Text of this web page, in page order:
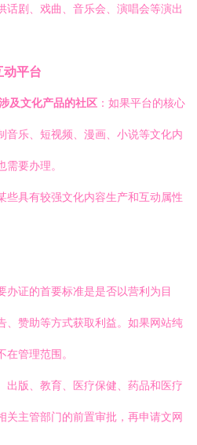
话剧、戏曲、音乐会、演唱会等演出
动平台
及文化产品的社区 ：如果平台的核心
音乐、短视频、漫画、小说等文化内
要办理。
些具有较强文化内容生产和互动属性
办证的首要标准是是否以营利为目
、赞助等方式获取利益。如果网站纯
管理范围。
出版、教育、医疗保健、药品和医疗
关主管部门的前置审批，再申请文网